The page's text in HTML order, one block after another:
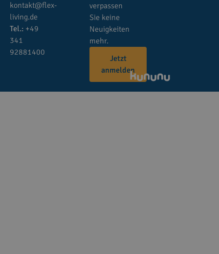
kontakt@flex-
living.de
Tel.: +49
341
92881400
verpassen
Sie keine
Neuigkeiten
mehr.
Jetzt
anmelden